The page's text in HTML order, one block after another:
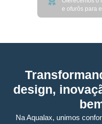
e ofurôs para
design,
Na Aqualax, unimos